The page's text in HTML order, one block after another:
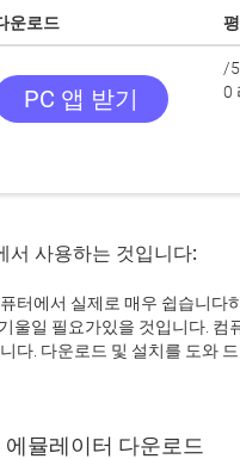
운로드
PC 앱 받기
/5
0
서 사용하는 것입니다:
터에서 실제로 매우 쉽습니다
울일 필요가있을 것입니다. 컴
다. 다운로드 및 설치를 도와
뮬레이터 다운로드